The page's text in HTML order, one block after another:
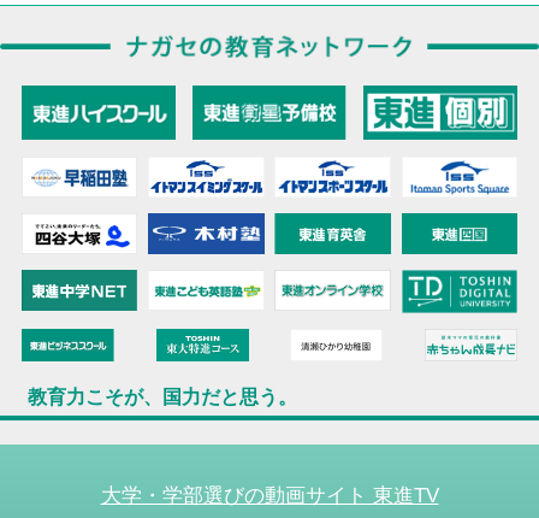
教育力こそが、国力だと思う。
大学・学部選びの動画サイト 東進TV